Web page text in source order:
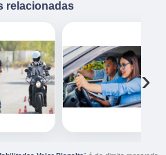
›
nossos links, é proibida sem a autorização do